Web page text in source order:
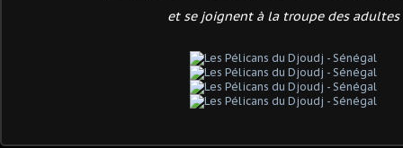
et se joignent à la troupe des adultes